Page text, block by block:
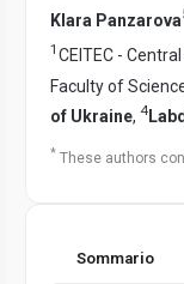
Klara Panzarova
1 CEITEC -
Faculty of
of Ukraine, 4
* These authors
Sommario